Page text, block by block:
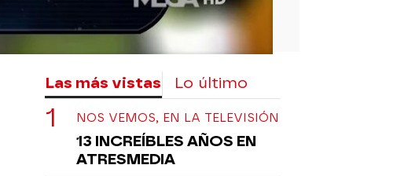
Las más vistas Lo último
NOS VEMOS, EN LA TELEVISIÓN
13 INCREÍBLES AÑOS EN
ATRESMEDIA